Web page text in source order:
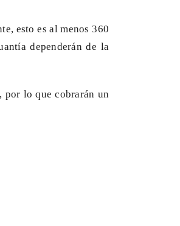
esto es al menos 360
dependerán de la
por lo que cobrarán un